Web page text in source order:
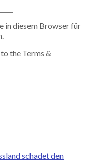
in diesem Browser für
the Terms &
schadet den